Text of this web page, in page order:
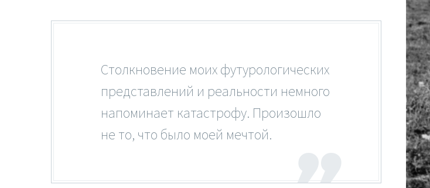
Столкновение моих футурологических
представлений и реальности немного
напоминает катастрофу. Произошло
не то, что было моей мечтой.